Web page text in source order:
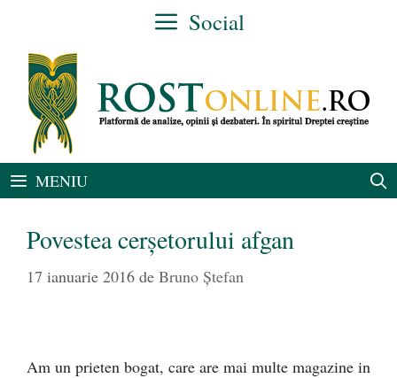
conținut
Social
MENIU
Povestea cerșetorului afgan
17 ianuarie 2016 de Bruno Ștefan
Am un prieten bogat, care are mai multe magazine in